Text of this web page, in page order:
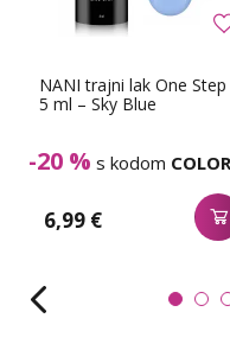
NANI trajni lak One Step
5 ml – Sky Blue
-20 % s kodom
6,99 €